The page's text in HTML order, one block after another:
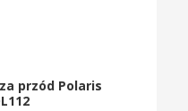
przód Polaris